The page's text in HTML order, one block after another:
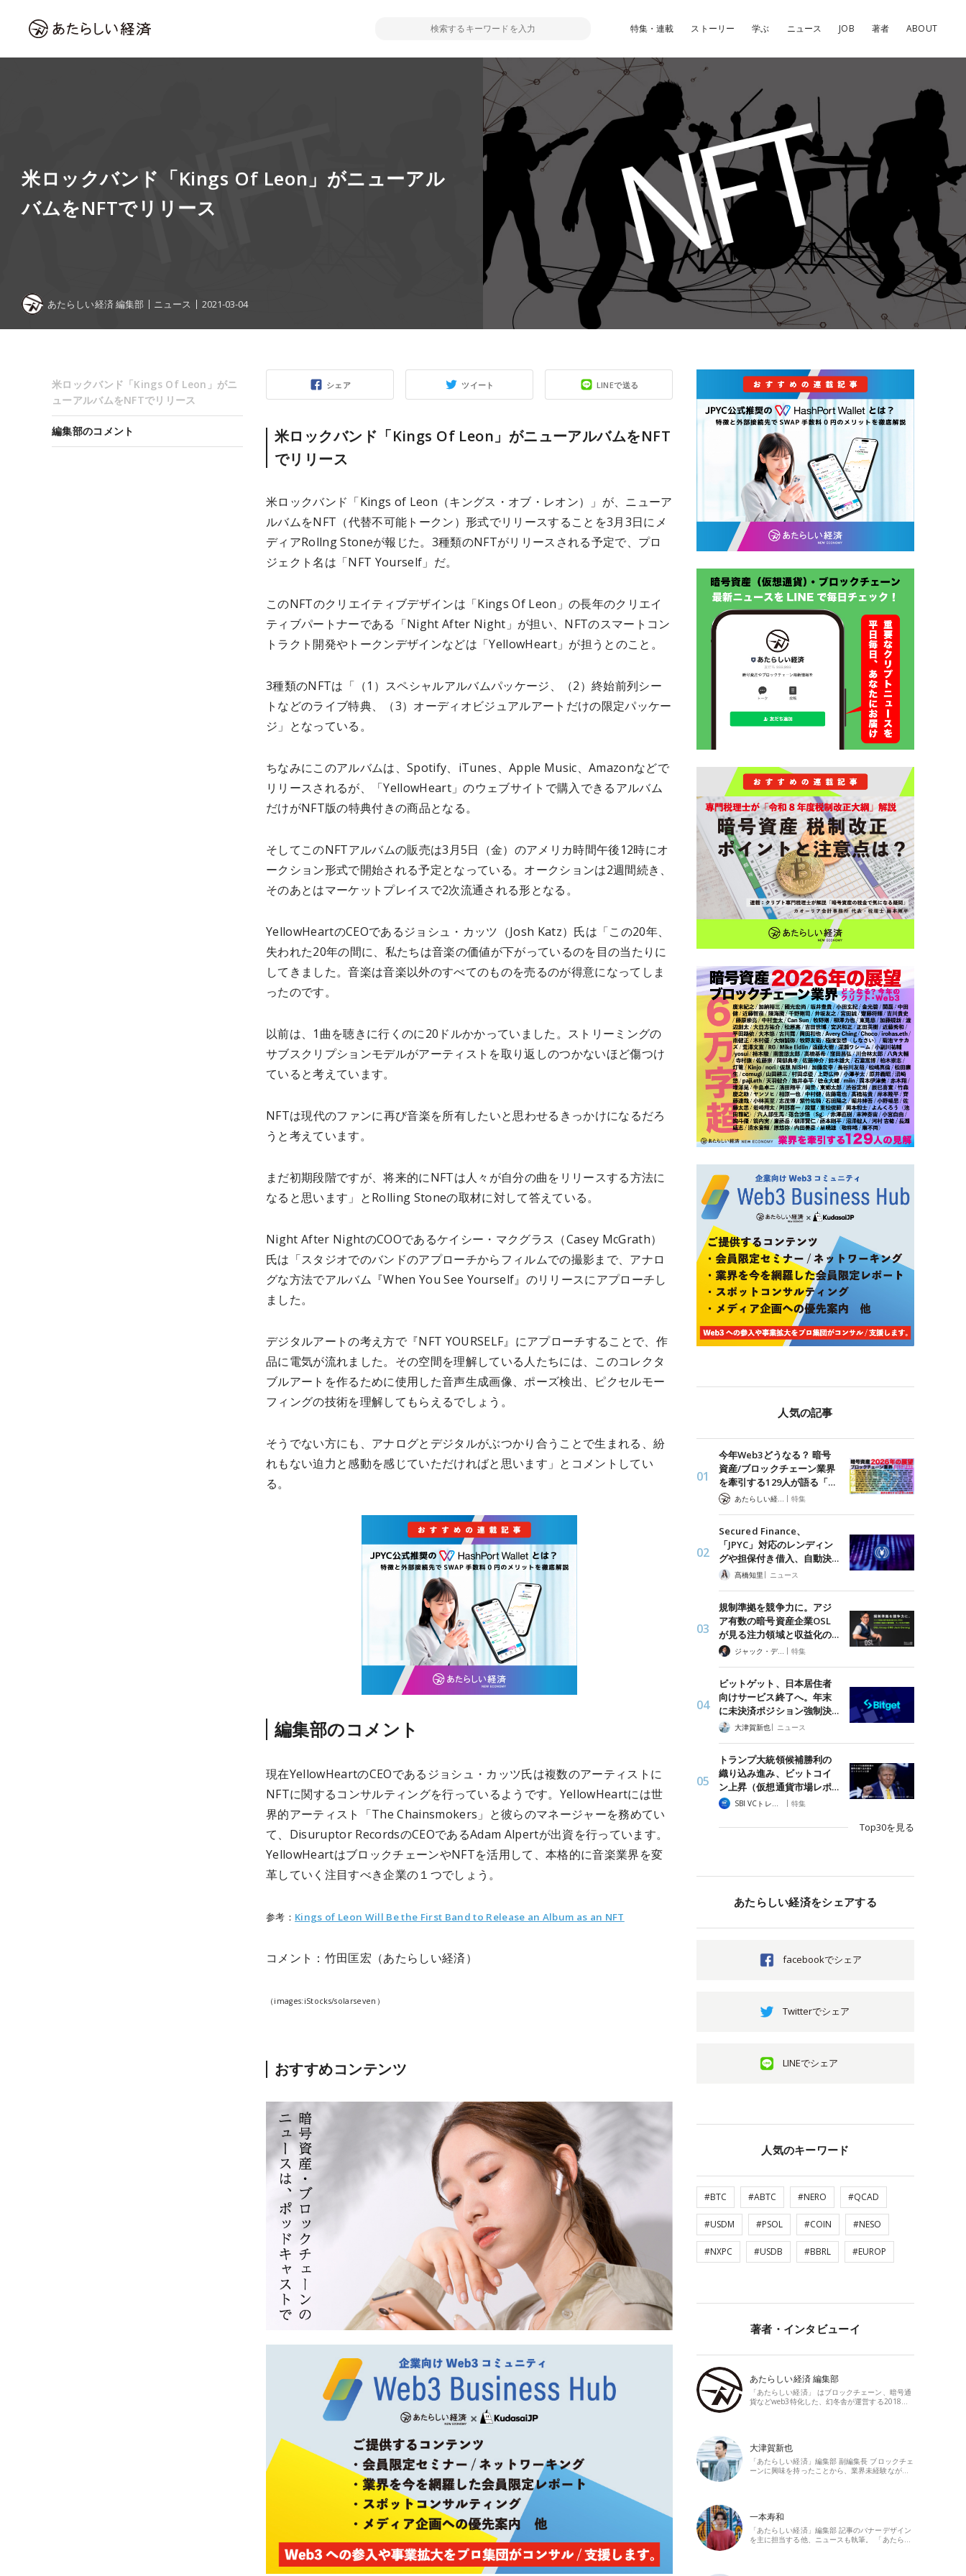
特集・連載 ストーリー 学ぶ ニュース JOB 著者 ABOUT
米ロックバンド「Kings Of Leon」がニューアル
バムをNFTでリリース
あたらしい経済 編集部 ニュース 2021-03-04
シェア ツイート LINEで送る
米ロックバンド「Kings Of Leon」がニューアルバムをNFT
でリリース
米ロックバンド「Kings of Leon（キングス・オブ・レオン）」が、ニューア
ルバムをNFT（代替不可能トークン）形式でリリースすることを3月3日にメ
ディアRollng Stoneが報じた。3種類のNFTがリリースされる予定で、プロ
ジェクト名は「NFT Yourself」だ。
このNFTのクリエイティブデザインは「Kings Of Leon」の長年のクリエイ
ティブパートナーである「Night After Night」が担い、NFTのスマートコン
トラクト開発やトークンデザインなどは「YellowHeart」が担うとのこと。
3種類のNFTは「（1）スペシャルアルバムパッケージ、（2）終始前列シー
トなどのライブ特典、（3）オーディオビジュアルアートだけの限定パッケー
ジ」となっている。
ちなみにこのアルバムは、Spotify、iTunes、Apple Music、Amazonなどで
リリースされるが、「YellowHeart」のウェブサイトで購入できるアルバム
だけがNFT版の特典付きの商品となる。
そしてこのNFTアルバムの販売は3月5日（金）のアメリカ時間午後12時にオ
ークション形式で開始される予定となっている。オークションは2週間続き、
そのあとはマーケットプレイスで2次流通される形となる。
YellowHeartのCEOであるジョシュ・カッツ（Josh Katz）氏は「この20年、
失われた20年の間に、私たちは音楽の価値が下がっているのを目の当たりに
してきました。音楽は音楽以外のすべてのものを売るのが得意になってしま
ったのです。
以前は、1曲を聴きに行くのに20ドルかかっていました。ストリーミングの
サブスクリプションモデルがアーティストを取り返しのつかないほど傷つけ
ていると考えています。
NFTは現代のファンに再び音楽を所有したいと思わせるきっかけになるだろ
うと考えています。
まだ初期段階ですが、将来的にNFTは人々が自分の曲をリリースする方法に
なると思います」とRolling Stoneの取材に対して答えている。
Night After NightのCOOであるケイシー・マクグラス（Casey McGrath）
氏は「スタジオでのバンドのアプローチからフィルムでの撮影まで、アナロ
グな方法でアルバム『When You See Yourself』のリリースにアプローチし
ました。
デジタルアートの考え方で『NFT YOURSELF』にアプローチすることで、作
品に電気が流れました。その空間を理解している人たちには、このコレクタ
ブルアートを作るために使用した音声生成画像、ポーズ検出、ピクセルモー
フィングの技術を理解してもらえるでしょう。
そうでない方にも、アナログとデジタルがぶつかり合うことで生まれる、紛
れもない迫力と感動を感じていただければと思います」とコメントしてい
る。
編集部のコメント
現在YellowHeartのCEOであるジョシュ・カッツ氏は複数のアーティストに
NFTに関するコンサルティングを行っているようです。YellowHeartには世
界的アーティスト「The Chainsmokers」と彼らのマネージャーを務めてい
て、Disuruptor RecordsのCEOであるAdam Alpertが出資を行っています。
YellowHeartはブロックチェーンやNFTを活用して、本格的に音楽業界を変
革していく注目すべき企業の１つでしょう。
参考： Kings of Leon Will Be the First Band to Release an Album as an NFT
コメント：竹田匡宏（あたらしい経済）
（images:iStocks/solarseven）
おすすめコンテンツ
米ロックバンド「Kings Of Leon」がニ
ューアルバムをNFTでリリース
編集部のコメント
人気の記事
今年Web3どうなる？ 暗号
資産/ブロックチェーン業界
を牽引する129人が語る「…
| 特集
Secured Finance、
「JPYC」対応のレンディン
グや担保付き借入、自動決…
髙橋知里 | ニュース
規制準拠を競争力に。アジ
ア有数の暗号資産企業OSL
が見る注力領域と収益化の…
ジャック・デロン（Jack Derong） | 特集
ビットゲット、日本居住者
向けサービス終了へ。年末
に未決済ポジション強制決…
大津賀新也| ニュース
トランプ大統領候補勝利の
織り込み進み、ビットコイ
ン上昇（仮想通貨市場レポ…
| 特集
Top30を見る
あたらしい経済をシェアする
facebookでシェア
Twitterでシェア
LINEでシェア
人気のキーワード
#BTC #ABTC #NERO #QCAD
#USDM #PSOL #COIN #NESO
#NXPC #USDB #BBRL #EUROP
著者・インタビューイ
あたらしい経済 編集部
「あたらしい経済」 はブロックチェーン、暗号通
貨などweb3特化した、幻冬舎が運営する2018…
大津賀新也
「あたらしい経済」編集部 副編集長 ブロックチェ
ーンに興味を持ったことから、業界未経験なが…
一本寿和
「あたらしい経済」編集部 記事のバナーデザイン
を主に担当する他、ニュースも執筆。 「あたら…